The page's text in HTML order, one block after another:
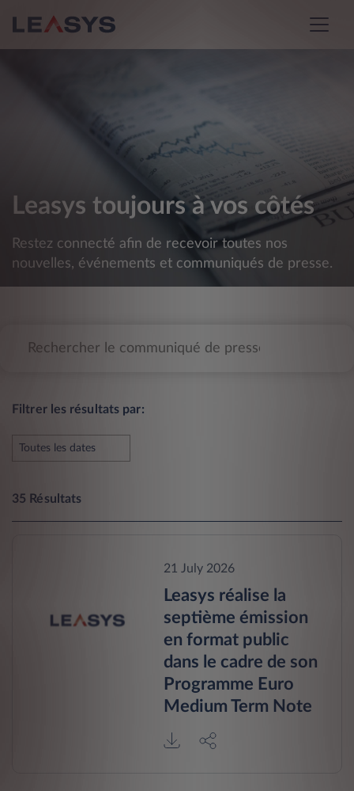
Leasys toujours à vos côtés
Restez connecté afin de recevoir toutes nos
nouvelles, événements et communiqués de presse.
35 Résultats
Filtrer les résultats par:
Toutes les dates
21 July 2026
Leasys réalise la
septième émission
en format public
dans le cadre de son
Programme Euro
Medium Term Note